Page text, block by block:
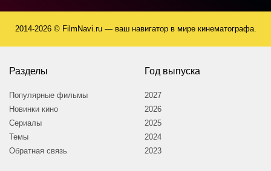
2014-2026 © FilmNavi.ru — ваш навигатор в мире кинематографа.
Разделы
Популярные фильмы
Новинки кино
Сериалы
Темы
Обратная связь
Год выпуска
2027
2026
2025
2024
2023